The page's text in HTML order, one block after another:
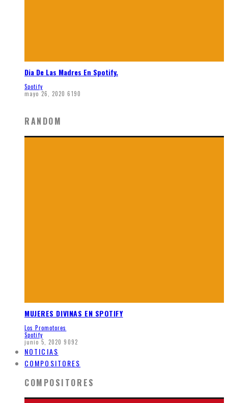
Dia De Las Madres En Spotify.
Spotify
mayo 26, 2020 6190
RANDOM
MUJERES DIVINAS EN SPOTIFY
Los Promotores
Spotify
junio 5, 2020 9092
NOTICIAS
COMPOSITORES
COMPOSITORES